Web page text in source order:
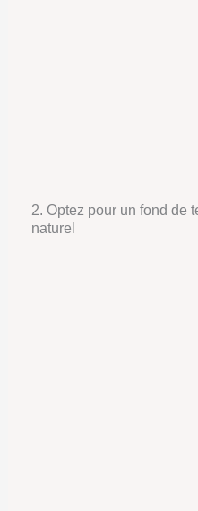
2. Optez pour un fond de
naturel